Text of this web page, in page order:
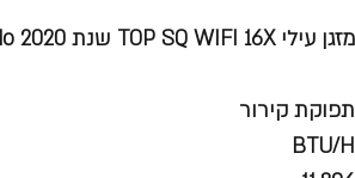
מזגן עילי TOP SQ WIFI 16X שנת 2020 Tornado ‏1.25 ‏כ"ס טורנדו
תפוקת קירור
BTU/H